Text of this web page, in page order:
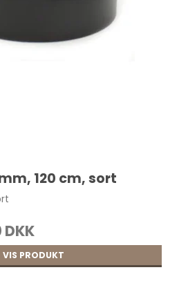
68,75 DKK
120 cm, sort
VIS PRODUKT